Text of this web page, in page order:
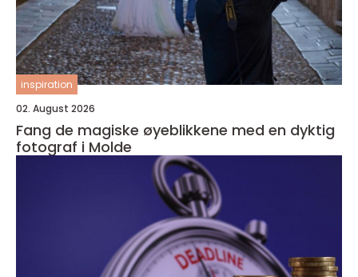
inspiration
02. August 2026
Fang de magiske øyeblikkene med en dyktig
fotograf i Molde